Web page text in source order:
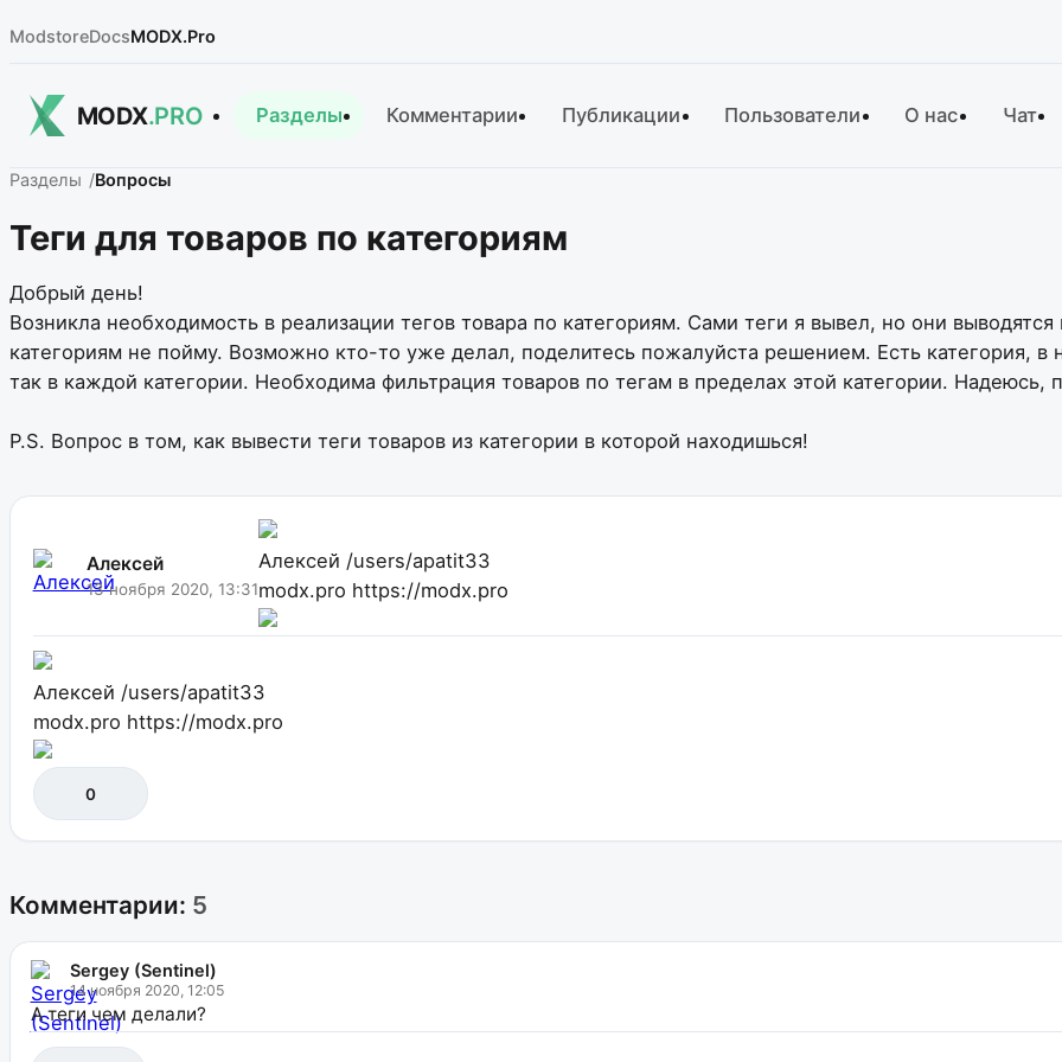
ModstoreDocsMODX.Pro
MODX.PRO Разделы Комментарии Публикации Пользователи О нас Чат
Разделы Вопросы
Теги для товаров по категориям
Добрый день!
Возникла необходимость в реализации тегов товара по категориям. Сами теги я вывел, но они выводятся
категориям не пойму. Возможно кто-то уже делал, поделитесь пожалуйста решением. Есть категория, в
так в каждой категории. Необходима фильтрация товаров по тегам в пределах этой категории. Надеюсь,
P.S. Вопрос в том, как вывести теги товаров из категории в которой находишься!
Алексей
13 ноября 2020, 13:31
Алексей /users/apatit33
modx.pro https://modx.pro
Алексей /users/apatit33
modx.pro https://modx.pro
0
Комментарии: 5
Sergey (Sentinel)
14 ноября 2020, 12:05
А теги чем делали?